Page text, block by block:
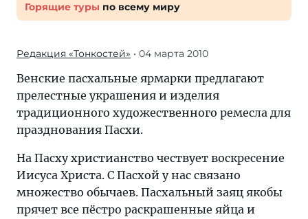
Горящие туры по всему миру
Редакция «Тонкостей» • 04 марта 2010
Венские пасхальные ярмарки предлагают
прелестные украшения и изделия
традиционного художественного ремесла для
празднования Пасхи.
На Пасху христианство чествует воскресение
Иисуса Христа. С Пасхой у нас связано
множество обычаев. Пасхальный заяц якобы
прячет все пёстро раскрашенные яйца и